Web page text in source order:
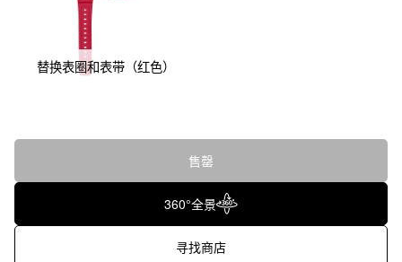
替换表圈和表带（红色）
售罄
360°全景
寻找商店